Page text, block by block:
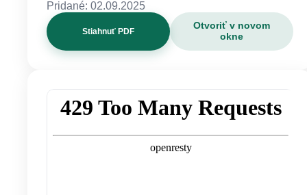
Pridané: 02.09.2025
Stiahnuť PDF
Otvoriť v novom
okne